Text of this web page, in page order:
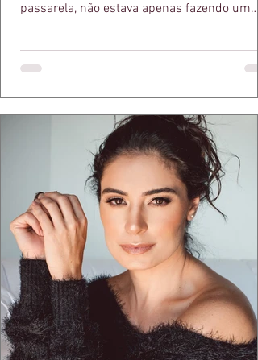
passarela, não estava apenas fazendo um
a apresentadora e influenciadora Juliana
defende há tempos, o de que moda
estruturas geométricas, volumes
aquele concreto aparente típico da
arquitetura paulistana em peças de vestir,